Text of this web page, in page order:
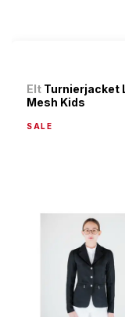
Elt Turnierjacket
Mesh Kids
SALE